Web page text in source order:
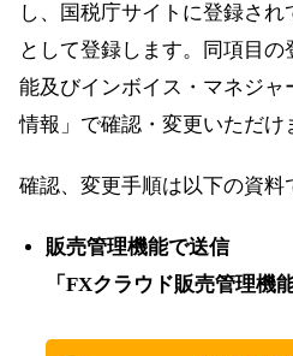
し、国税庁サイトに登録さ
として登録します。同項目
能及びインボイス・マネジャ
情報」で確認・変更いただけ
確認、変更手順は以下の資料
販売管理機能で送信
「FXクラウド販売管理機